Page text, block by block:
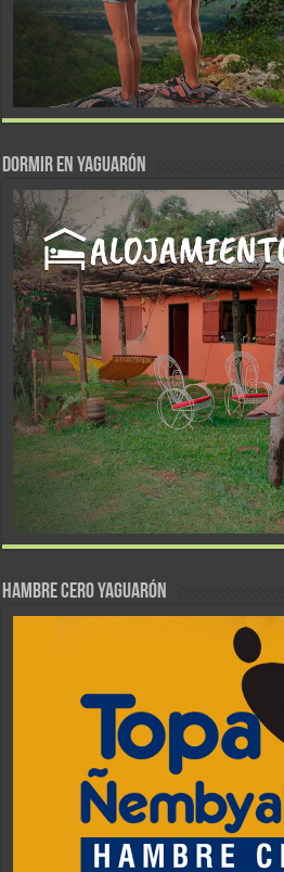
DORMIR EN YAGUARÓN
Hambre Cero Yaguarón